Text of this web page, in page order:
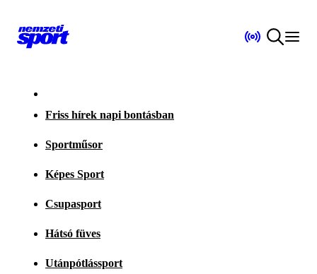
Friss hírek napi bontásban
Sportműsor
Képes Sport
Csupasport
Hátsó füves
Utánpótlássport